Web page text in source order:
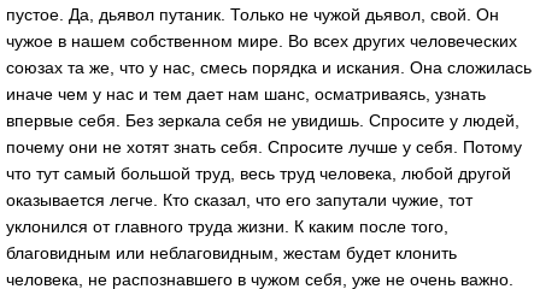
пустое. Да, дьявол путаник. Только не чужой дьявол, свой. Он
чужое в нашем собственном мире. Во всех других человеческих
союзах та же, что у нас, смесь порядка и искания. Она сложилась
иначе чем у нас и тем дает нам шанс, осматриваясь, узнать
впервые себя. Без зеркала себя не увидишь. Спросите у людей,
почему они не хотят знать себя. Спросите лучше у себя. Потому
что тут самый большой труд, весь труд человека, любой другой
оказывается легче. Кто сказал, что его запутали чужие, тот
уклонился от главного труда жизни. К каким после того,
благовидным или неблаговидным, жестам будет клонить
человека, не распознавшего в чужом себя, уже не очень важно.